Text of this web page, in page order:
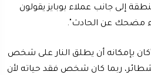
إلى جانب عملاء بوبايز يقولون
مضحك عن الحادث".
بإمكانه أن يطلق النار على شخص
ربما كان شخص فقد حياته لأن